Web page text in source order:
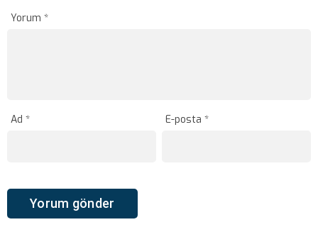
Yorum *
Ad * E-posta*